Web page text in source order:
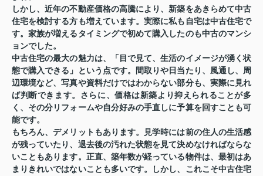
しかし、近年の不動産価格の高騰により、新築をあきらめて中古
住宅を検討する方も増えています。実際に私も自宅は中古住宅で
す。家族が増えるタイミングで初めて購入したのも中古のマンシ
ョンでした。
中古住宅の最大の魅力は、「目で見て、生活のイメージが湧く状
態で購入できる」という点です。間取りや日当たり、風通し、周
辺環境など、写真や資料だけではわからない部分も、実際に見れ
ば判断できます。さらに、価格は新築より抑えられることが多
く、その分リフォームや自分好みの手直しに予算を回すことも可
能です。
もちろん、デメリットもあります。見学時には前の住人の生活感
が残っていたり、退去後の汚れた状態を見て決めなければならな
いこともあります。正直、築年数が経っている物件は、最初はあ
まりきれいではないことも多いです。しかし、これこそ中古住宅